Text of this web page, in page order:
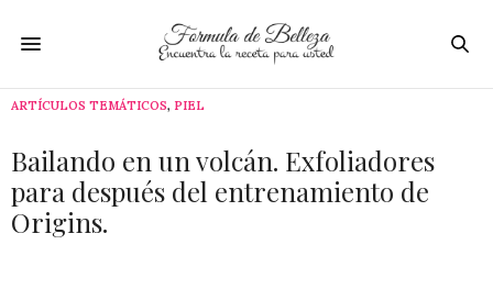
ARTÍCULOS TEMÁTICOS, PIEL
Bailando en un volcán. Exfoliadores
para después del entrenamiento de
Origins.